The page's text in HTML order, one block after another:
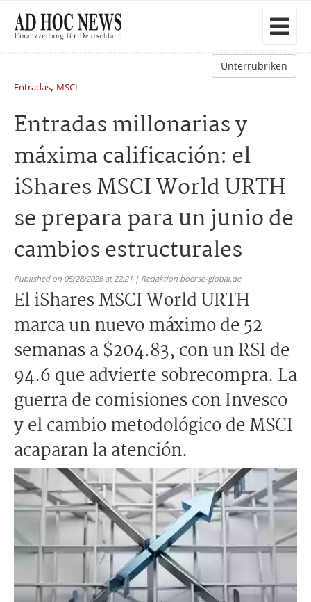
Unterrubriken
Entradas, MSCI
Entradas millonarias y
máxima calificación: el
iShares MSCI World URTH
se prepara para un junio de
cambios estructurales
Published on 05/28/2026 at 22:21 | Redaktion boerse-global.de
El iShares MSCI World URTH
marca un nuevo máximo de 52
semanas a $204.83, con un RSI de
94.6 que advierte sobrecompra. La
guerra de comisiones con Invesco
y el cambio metodológico de MSCI
acaparan la atención.